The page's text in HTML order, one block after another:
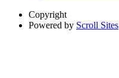
Copyright
Powered by Scroll Sites